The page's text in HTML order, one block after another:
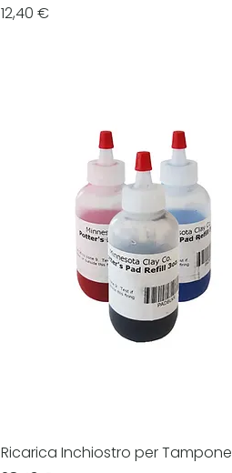
Prezzo
12,40 €
Ricarica Inchiostro per Tampone